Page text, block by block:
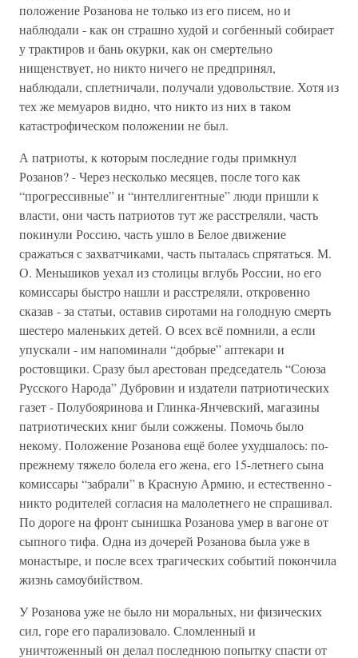
положение Розанова не только из его писем, но и
наблюдали - как он страшно худой и согбенный собирает
у трактиров и бань окурки, как он смертельно
нищенствует, но никто ничего не предпринял,
наблюдали, сплетничали, получали удовольствие. Хотя из
тех же мемуаров видно, что никто из них в таком
катастрофическом положении не был.
А патриоты, к которым последние годы примкнул
Розанов? - Через несколько месяцев, после того как
“прогрессивные” и “интеллигентные” люди пришли к
власти, они часть патриотов тут же расстреляли, часть
покинули Россию, часть ушло в Белое движение
сражаться с захватчиками, часть пыталась спрятаться. М.
О. Меньшиков уехал из столицы вглубь России, но его
комиссары быстро нашли и расстреляли, откровенно
сказав - за статьи, оставив сиротами на голодную смерть
шестеро маленьких детей. О всех всё помнили, а если
упускали - им напоминали “добрые” аптекари и
ростовщики. Сразу был арестован председатель “Союза
Русского Народа” Дубровин и издатели патриотических
газет - Полубояринова и Глинка-Янчевский, магазины
патриотических книг были сожжены. Помочь было
некому. Положение Розанова ещё более ухудшалось: по-
прежнему тяжело болела его жена, его 15-летнего сына
комиссары “забрали” в Красную Армию, и естественно -
никто родителей согласия на малолетнего не спрашивал.
По дороге на фронт сынишка Розанова умер в вагоне от
сыпного тифа. Одна из дочерей Розанова была уже в
монастыре, и после всех трагических событий покончила
жизнь самоубийством.
У Розанова уже не было ни моральных, ни физических
сил, горе его парализовало. Сломленный и
уничтоженный он делал последнюю попытку спасти от